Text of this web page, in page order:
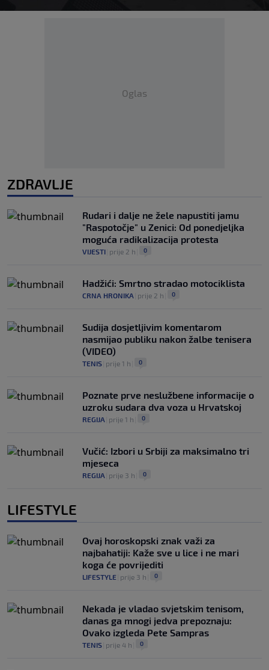
Oglas
ZDRAVLJE
Rudari i dalje ne žele napustiti jamu
"Raspotočje" u Zenici: Od ponedjeljka
moguća radikalizacija protesta
VIJESTI prije 2 h 0
Hadžići: Smrtno stradao motociklista
CRNA HRONIKA prije 2 h 0
Sudija dosjetljivim komentarom
nasmijao publiku nakon žalbe tenisera
(VIDEO)
TENIS prije 1 h 0
Poznate prve neslužbene informacije o
uzroku sudara dva voza u Hrvatskoj
REGIJA prije 1 h 0
Vučić: Izbori u Srbiji za maksimalno tri
mjeseca
REGIJA prije 3 h 0
LIFESTYLE
Ovaj horoskopski znak važi za
najbahatiji: Kaže sve u lice i ne mari
koga će povrijediti
LIFESTYLE prije 3 h 0
Nekada je vladao svjetskim tenisom,
danas ga mnogi jedva prepoznaju:
Ovako izgleda Pete Sampras
TENIS prije 4 h 0